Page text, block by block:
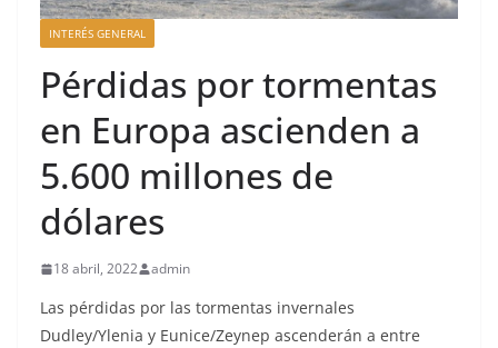
INTERÉS GENERAL
Pérdidas por tormentas
en Europa ascienden a
5.600 millones de
dólares
18 abril, 2022 admin
Las pérdidas por las tormentas invernales
Dudley/Ylenia y Eunice/Zeynep ascenderán a entre